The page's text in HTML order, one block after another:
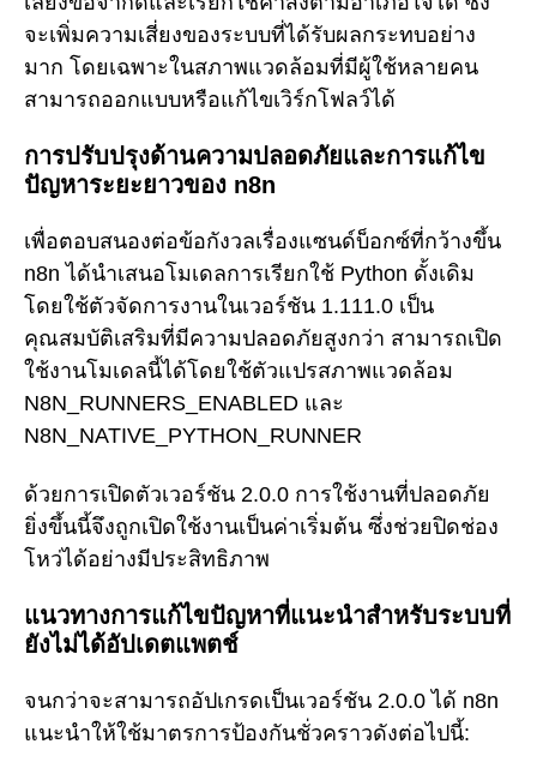
จะเพิ่มความเสี่ยงของระบบที่ได้รับผลกระทบอย่าง
มาก โดยเฉพาะในสภาพแวดล้อมที่มีผู้ใช้หลายคน
สามารถออกแบบหรือแก้ไขเวิร์กโฟลว์ได้
การปรับปรุงด้านความปลอดภัยและการแก้ไข
ปัญหาระยะยาวของ n8n
เพื่อตอบสนองต่อข้อกังวลเรื่องแซนด์บ็อกซ์ที่กว้างขึ้น
n8n ได้นำเสนอโมเดลการเรียกใช้ Python ดั้งเดิม
โดยใช้ตัวจัดการงานในเวอร์ชัน 1.111.0 เป็น
คุณสมบัติเสริมที่มีความปลอดภัยสูงกว่า สามารถเปิด
ใช้งานโมเดลนี้ได้โดยใช้ตัวแปรสภาพแวดล้อม
N8N_RUNNERS_ENABLED และ
N8N_NATIVE_PYTHON_RUNNER
ด้วยการเปิดตัวเวอร์ชัน 2.0.0 การใช้งานที่ปลอดภัย
ยิ่งขึ้นนี้จึงถูกเปิดใช้งานเป็นค่าเริ่มต้น ซึ่งช่วยปิดช่อง
โหว่ได้อย่างมีประสิทธิภาพ
แนวทางการแก้ไขปัญหาที่แนะนำสำหรับระบบที่
ยังไม่ได้อัปเดตแพตช์
จนกว่าจะสามารถอัปเกรดเป็นเวอร์ชัน 2.0.0 ได้ n8n
แนะนำให้ใช้มาตรการป้องกันชั่วคราวดังต่อไปนี้: